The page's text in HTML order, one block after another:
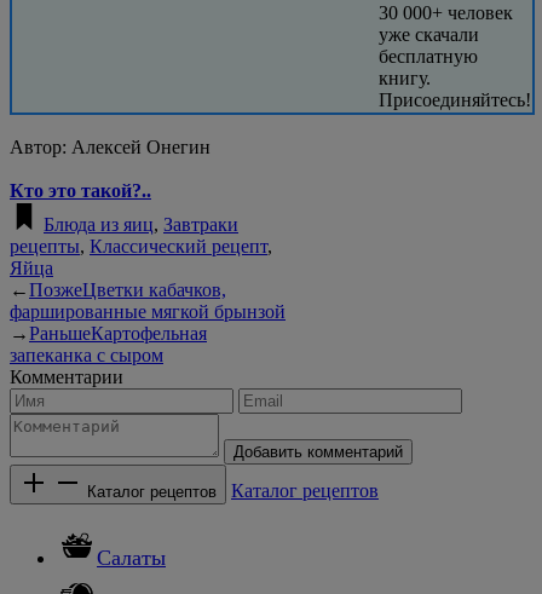
30 000+ человек
уже скачали
бесплатную
книгу.
Присоединяйтесь!
Автор: Алексей Онегин
Кто это такой?..
Блюда из яиц, Завтраки
рецепты, Классический рецепт,
Яйца
←ПозжеЦветки кабачков,
фаршированные мягкой брынзой
→РаньшеКартофельная
запеканка с сыром
Комментарии
Добавить комментарий
Каталог рецептов Каталог рецептов
Салаты